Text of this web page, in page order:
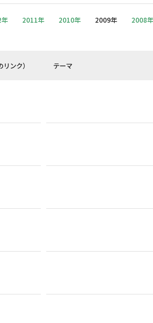
2011年 2010年 2009年 2008年
ンク） テーマ